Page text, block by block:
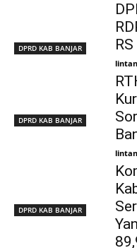
DPRD KAB BANJAR
DPRD KAB BANJAR
DPRD KAB BANJAR